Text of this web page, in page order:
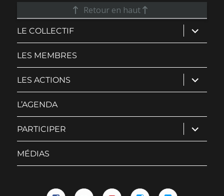
Retour en haut
LE COLLECTIF ouvrir
le
sous-
LES MEMBRES
LES ACTIONS ouvrir
le
sous-
L’AGENDA
PARTICIPER ouvrir
le
sous-
MÉDIAS